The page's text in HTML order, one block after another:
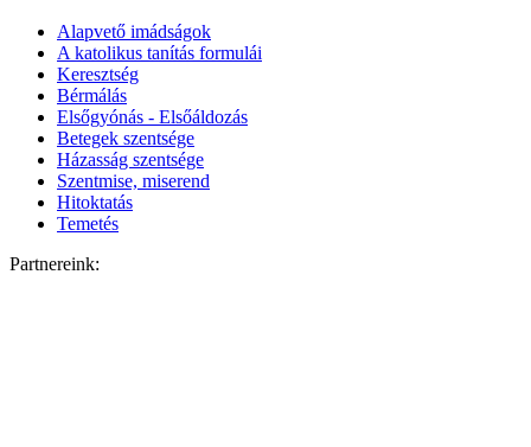
Alapvető imádságok
A katolikus tanítás formulái
Keresztség
Bérmálás
Elsőgyónás - Elsőáldozás
Betegek szentsége
Házasság szentsége
Szentmise, miserend
Hitoktatás
Temetés
Partnereink: